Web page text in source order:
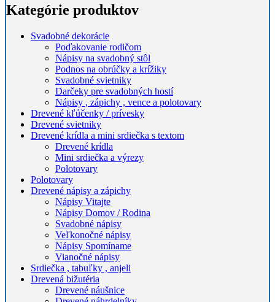
Kategórie produktov
Svadobné dekorácie
Poďakovanie rodičom
Nápisy na svadobný stôl
Podnos na obrúčky a krížiky
Svadobné svietniky
Darčeky pre svadobných hostí
Nápisy , zápichy , vence a polotovary
Drevené kľúčenky / prívesky
Drevené svietniky
Drevené krídla a mini srdiečka s textom
Drevené krídla
Mini srdiečka a výrezy
Polotovary
Polotovary
Drevené nápisy a zápichy
Nápisy Vitajte
Nápisy Domov / Rodina
Svadobné nápisy
Veľkonočné nápisy
Nápisy Spomíname
Vianočné nápisy
Srdiečka , tabuľky , anjeli
Drevená bižutéria
Drevené náušnice